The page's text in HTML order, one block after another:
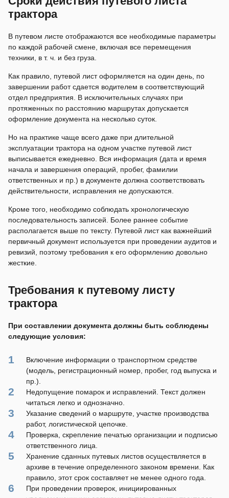
трактора
В путевом листе отображаются все необходимые параметры
по каждой рабочей смене, включая все перемещения
техники, в т. ч. и без груза.
Как правило, путевой лист оформляется на один день, по
завершении работ сдается водителем в соответствующий
отдел предприятия. В исключительных случаях при
протяженных по расстоянию маршрутах допускается
оформление документа на несколько суток.
Но на практике чаще всего даже при длительной
эксплуатации трактора на одном участке путевой лист
выписывается ежедневно. Вся информация (дата и время
начала и завершения операций, пробег, фамилии
ответственных и пр.) в документе должна соответствовать
действительности, исправления не допускаются.
Кроме того, необходимо соблюдать хронологическую
последовательность записей. Более раннее событие
располагается выше по тексту. Путевой лист как важнейший
первичный документ используется при проведении аудитов и
ревизий, поэтому требования к его оформлению довольно
жесткие.
Требования к путевому листу
трактора
При составлении документа должны быть соблюдены
следующие условия:
Включение информации о транспортном средстве
(модель, регистрационный номер, пробег, год выпуска и
пр.).
Недопущение помарок и исправлений. Текст должен
читаться легко и однозначно.
Указание сведений о маршруте, участке производства
работ, логистической цепочке.
Проверка, скрепление печатью организации и подписью
ответственного лица.
Хранение сданных путевых листов осуществляется в
архиве в течение определенного законом времени. Как
правило, этот срок составляет не менее одного года.
При проведении проверок, инициированных